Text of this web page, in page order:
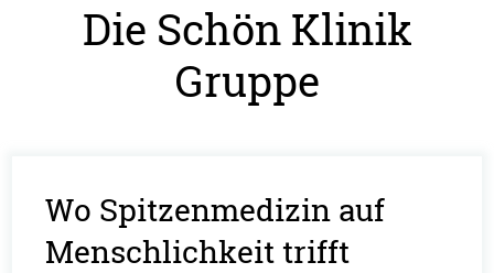
Die Schön Klinik
Gruppe
Wo Spitzenmedizin auf
Menschlichkeit trifft